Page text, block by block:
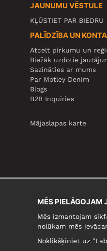
JAUNUMU VĒSTULE
KĻŪSTIET PAR BIEDRU
PALĪDZĪBA UN
Atcelt pirkumu un
Biežāk uzdotie
Sazināties ar mums
Par Motley Denim
Blogs
B2B Inquiries
Mājaslapas karte
MĒS PIELĀGOJAM
Mēs izmantojam
nolūkam mēs
Noklikšķiniet uz